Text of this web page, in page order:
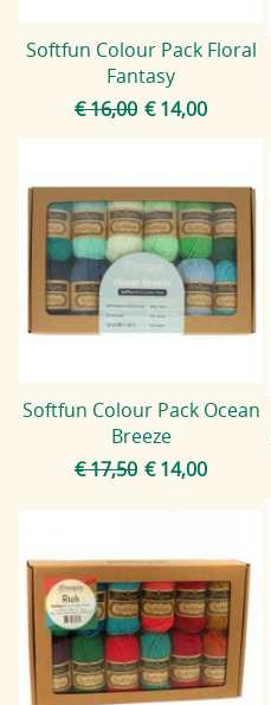
Softfun Colour Pack Floral
Fantasy
€ 16,00 € 14,00
Softfun Colour Pack Ocean
Breeze
€ 17,50 € 14,00